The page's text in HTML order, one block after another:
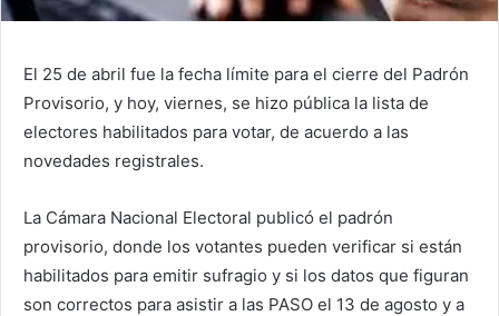
El 25 de abril fue la fecha límite para el cierre del Padrón
Provisorio, y hoy, viernes, se hizo pública la lista de
electores habilitados para votar, de acuerdo a las
novedades registrales.
La Cámara Nacional Electoral publicó el padrón
provisorio, donde los votantes pueden verificar si están
habilitados para emitir sufragio y si los datos que figuran
son correctos para asistir a las PASO el 13 de agosto y a